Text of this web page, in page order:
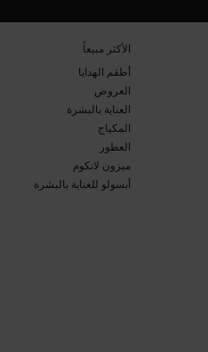
​الأكثر مبيعاً​
أطقم الهدايا​
العروض​
العناية بالبشرة​
المكياج​
العطور​
ميزون لانكوم​
أبسولو للعناية بالبشرة​